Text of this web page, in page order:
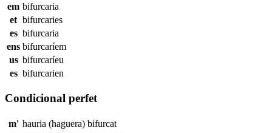
em bifurcaria
et bifurcaries
es bifurcaria
ens bifurcaríem
us bifurcaríeu
es bifurcarien
Condicional perfet
m' hauria (haguera) bifurcat